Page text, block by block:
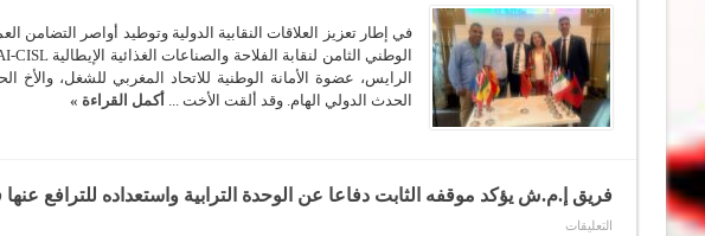
مغلقة
المغربي
للشغل
يشارك
في
أشغال
المؤتمر
الوطني
الثامن
الغذائية
الإيطالية
في إطار تعزيز العلاقات النقابية الدولية وتوطيد أواصر
الرايس، عضوة الأمانة الوطنية للاتحاد المغربي للشغل،
الحدث الدولي الهام. وقد ألقت الأخت ...
أكمل القراءة »
فريق إ.م.ش يؤكد موقفه الثابت دفاعا عن الوحدة الترابية واستعداده للترافع
التعليقات